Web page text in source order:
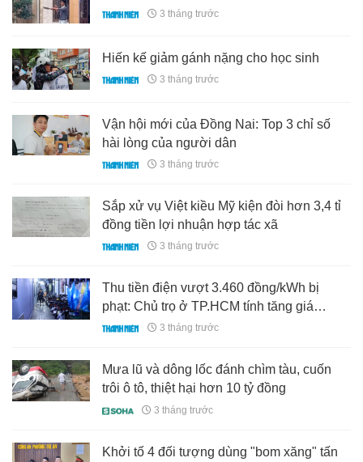
3 tháng trước
Hiến kế giảm gánh nặng cho học sinh
3 tháng trước
Vận hội mới của Đồng Nai: Top 3 chỉ số
hài lòng của người dân
3 tháng trước
Sắp xử vụ Việt kiều Mỹ kiện đòi hơn 3,4 tỉ
đồng tiền lợi nhuận hợp tác xã
3 tháng trước
Thu tiền điện vượt 3.460 đồng/kWh bị
phạt: Chủ trọ ở TP.HCM tính tăng giá
phòng
3 tháng trước
Mưa lũ và dông lốc đánh chìm tàu, cuốn
trôi ô tô, thiệt hại hơn 10 tỷ đồng
3 tháng trước
Khởi tố 4 đối tượng dùng "bom xăng" tấn